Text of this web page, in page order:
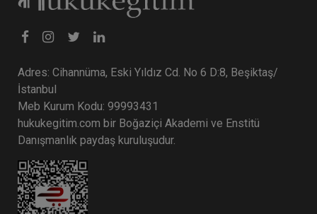
Adres: Cihannüma, Eski Yıldız Cd. No 6 D:8, Beşiktaş/
İstanbul
Meb Kurum Kodu: 99993431
hukukegitim.com bir Boğaziçi Akademi ve Enstitü
Danışmanlık paydaş kuruluşudur.